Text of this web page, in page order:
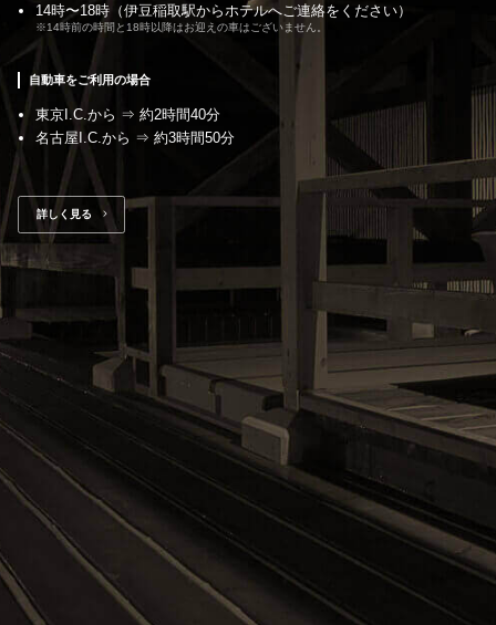
14時〜18時（伊⾖稲取駅からホテルへご連絡をください）
※14時前の時間と18時以降はお迎えの⾞はございません。
⾃動⾞をご利⽤の場合
東京I.C.から ⇒ 約2時間40分
名古屋I.C.から ⇒ 約3時間50分
詳しく⾒る